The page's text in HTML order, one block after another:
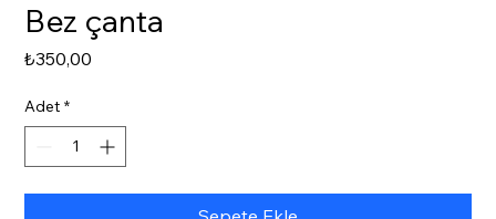
Bez çanta
₺350,00
Adet *